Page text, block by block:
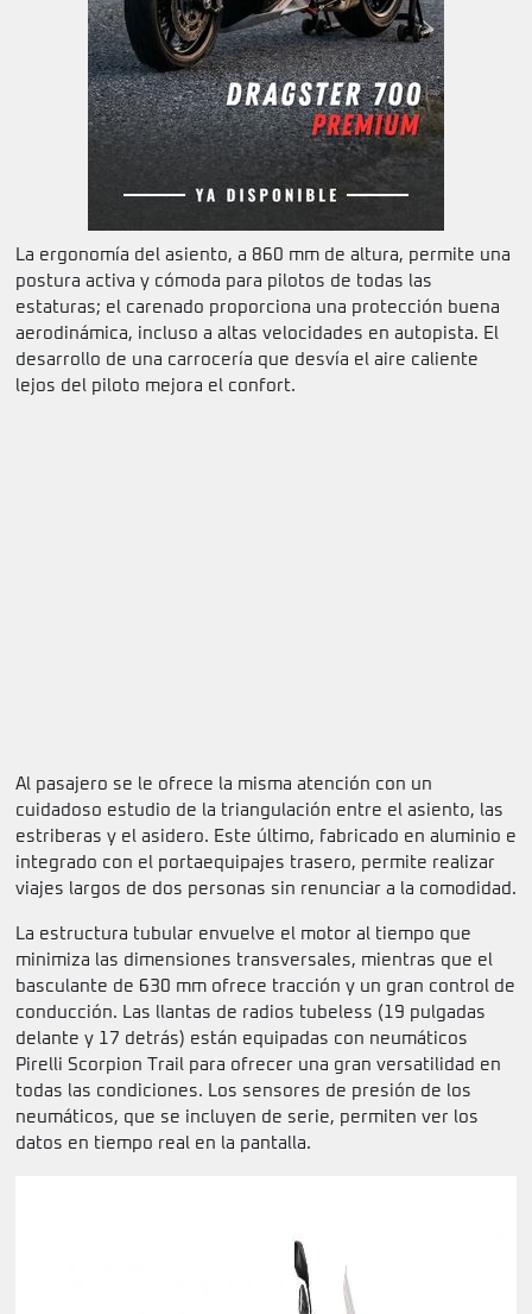
La ergonomía del asiento, a 860 mm de altura, permite una
postura activa y cómoda para pilotos de todas las
estaturas; el carenado proporciona una protección buena
aerodinámica, incluso a altas velocidades en autopista. El
desarrollo de una carrocería que desvía el aire caliente
lejos del piloto mejora el confort.
Al pasajero se le ofrece la misma atención con un
cuidadoso estudio de la triangulación entre el asiento, las
estriberas y el asidero. Este último, fabricado en aluminio e
integrado con el portaequipajes trasero, permite realizar
viajes largos de dos personas sin renunciar a la comodidad.
La estructura tubular envuelve el motor al tiempo que
minimiza las dimensiones transversales, mientras que el
basculante de 630 mm ofrece tracción y un gran control de
conducción. Las llantas de radios tubeless (19 pulgadas
delante y 17 detrás) están equipadas con neumáticos
Pirelli Scorpion Trail para ofrecer una gran versatilidad en
todas las condiciones. Los sensores de presión de los
neumáticos, que se incluyen de serie, permiten ver los
datos en tiempo real en la pantalla.